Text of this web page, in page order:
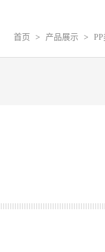
首页 > 产品展示 > PP